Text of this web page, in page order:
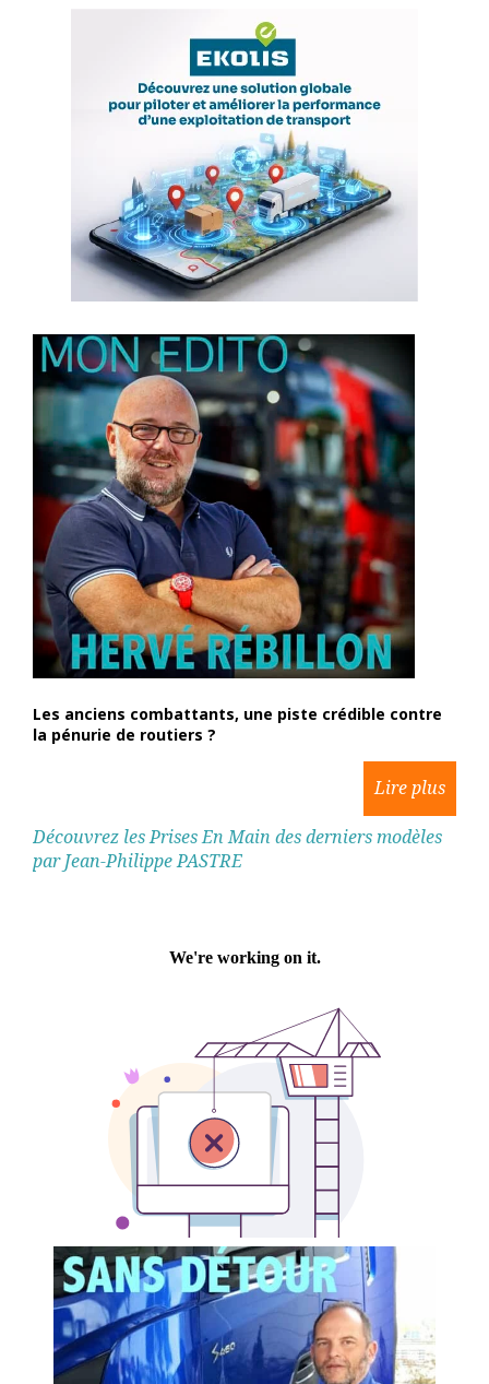
Les anciens combattants, une piste crédible contre
la pénurie de routiers ?
Découvrez les Prises En Main des derniers modèles
par Jean-Philippe PASTRE